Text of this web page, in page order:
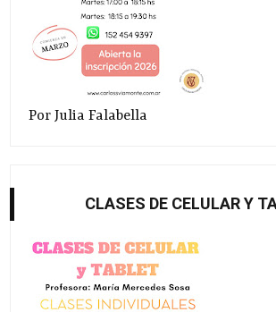
Por Julia Falabella
CLASES DE CELULAR Y